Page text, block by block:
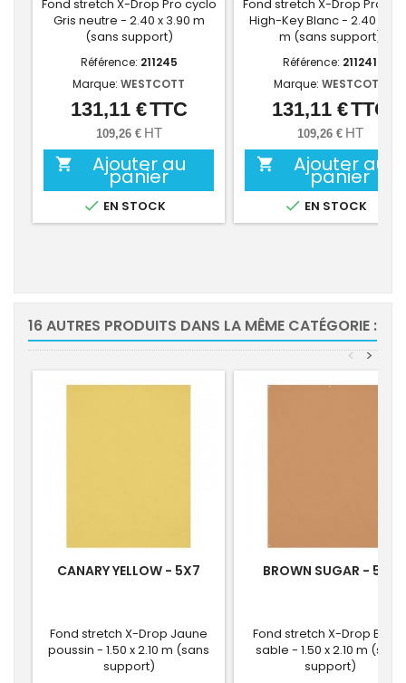
Fond stretch X-Drop Pro cyclo
Gris neutre - 2.40 x 3.90 m
(sans support)
Référence: 211245
Marque: WESTCOTT
Prix
131,11 €TTC
109,26 € HT
 Ajouter au
panier
 EN STOCK
Fond stretch X-Drop Pro
High-Key Blanc - 2.40 x
m (sans support)
Référence: 211241
Marque: WESTCOTT
Prix
131,11 €TTC
109,26 € HT
 Ajouter au
panier
 EN STOCK
16 AUTRES PRODUITS DANS LA MÊME CATÉGORIE :
>
<
CANARY YELLOW - 5X7
Fond stretch X-Drop Jaune
poussin - 1.50 x 2.10 m (sans
support)
BROWN SUGAR - 5X7
Fond stretch X-Drop
sable - 1.50 x 2.10 m (sans
support)